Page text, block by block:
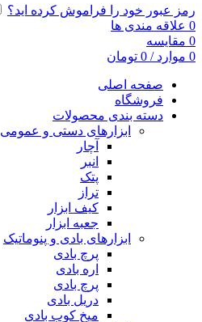
رمز عبور خود را فراموش کرده اید؟
0 علاقه مندی ها
0 مقایسه
0 موارد /
0 تومان
صفحه اصلی
فروشگاه
دسته بندی محصولات
ابزارهای دستی و عمومی
آچار
انبر
پتک
تراز
کیف ابزار
جعبه ابزار
ابزارهای بادی و پنوماتیک
پرچ بادی
اره بادی
پرچ بادی
دریل بادی
میخ کوب بادی